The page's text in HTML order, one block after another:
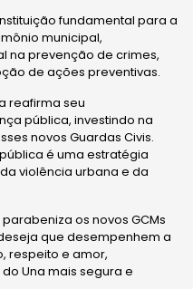
fundamental para a
municipal,
na prevenção de crimes,
de ações preventivas.
reafirma seu
pública, investindo na
novos Guardas Civis.
é uma estratégia
violência urbana e da
os novos GCMs
que desempenhem a
respeito e amor,
Una mais segura e